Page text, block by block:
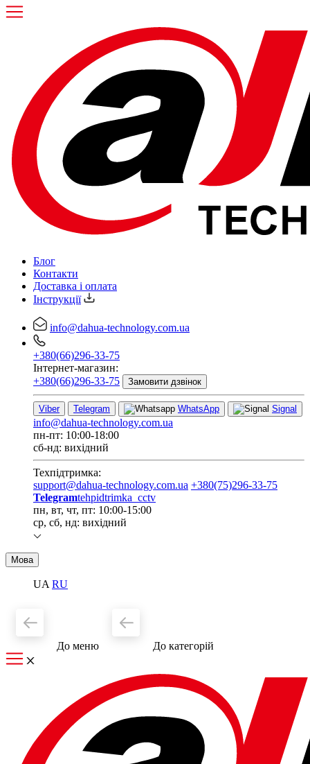
Блог
Контакти
Доставка і оплата
Інструкції
info@dahua-technology.com.ua
+380(66)296-33-75
Інтернет-магазин:
+380(66)296-33-75
Замовити дзвінок
Viber Telegram WhatsApp Signal
info@dahua-technology.com.ua
пн-пт: 10:00-18:00
сб-нд: вихідний
Техпідтримка:
support@dahua-technology.com.ua +380(75)296-33-75
Telegramtehpidtrimka_cctv
пн, вт, чт, пт: 10:00-15:00
ср, сб, нд: вихідний
Мова
UA RU
До меню До категорiй